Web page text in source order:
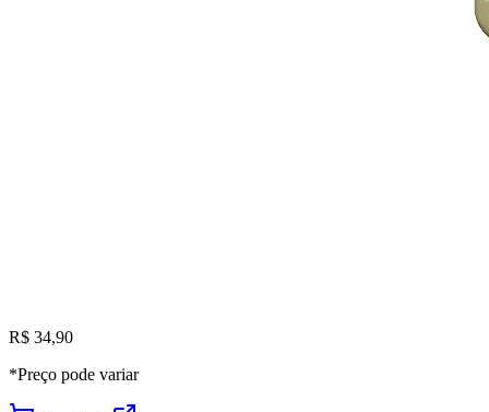
R$ 34,90
*Preço pode variar